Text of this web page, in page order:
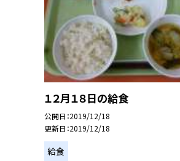
１２月１８日の給食
公開日 2019/12/18
更新日 2019/12/18
給食